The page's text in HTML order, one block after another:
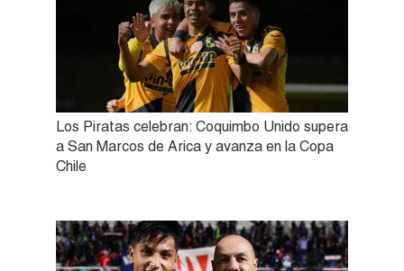
Los Piratas celebran: Coquimbo Unido supera
a San Marcos de Arica y avanza en la Copa
Chile